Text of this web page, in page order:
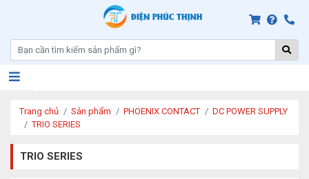
Trang chủ Sản phẩm PHOENIX CONTACT
DC POWER SUPPLY
TRIO SERIES
TRIO SERIES